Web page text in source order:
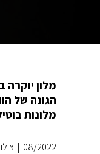
מלון
הגונה של
מלונות
08/2022
|